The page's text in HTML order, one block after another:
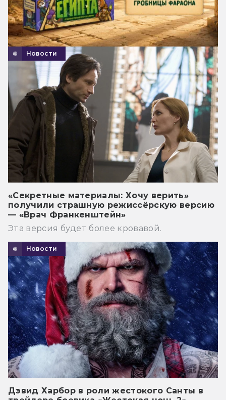
Новости
«Секретные материалы: Хочу верить»
получили страшную режиссёрскую версию
— «Врач Франкенштейн»
Эта версия будет более кровавой.
Новости
Дэвид Харбор в роли жестокого Санты в